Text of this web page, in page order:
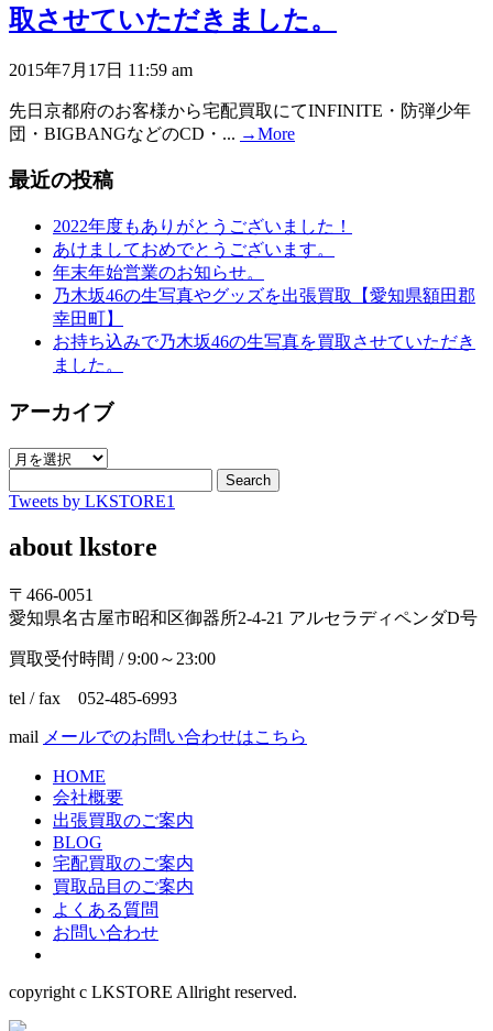
取させていただきました。
2015年7月17日 11:59 am
先日京都府のお客様から宅配買取にてINFINITE・防弾少年
団・BIGBANGなどのCD・... →More
最近の投稿
2022年度もありがとうございました！
あけましておめでとうございます。
年末年始営業のお知らせ。
乃木坂46の生写真やグッズを出張買取【愛知県額田郡
幸田町】
お持ち込みで乃木坂46の生写真を買取させていただき
ました。
アーカイブ
ア
カ
ブ
Search
Tweets by LKSTORE1
about lkstore
〒466-0051
愛知県名古屋市昭和区御器所2-4-21 アルセラディペンダD号
買取受付時間 / 9:00～23:00
tel / fax 052-485-6993
mail メールでのお問い合わせはこちら
HOME
会社概要
出張買取のご案内
BLOG
宅配買取のご案内
買取品目のご案内
よくある質問
お問い合わせ
copyright c LKSTORE Allright reserved.